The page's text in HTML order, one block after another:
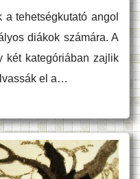
tehetségkutató angol
diákok számára. A
két kategóriában zajlik
el a…